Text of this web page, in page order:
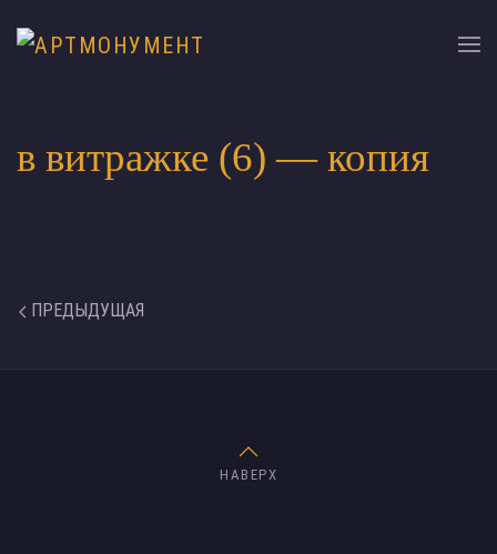
в витражке (6) — копия
ПРЕДЫДУЩАЯ
НАВЕРХ